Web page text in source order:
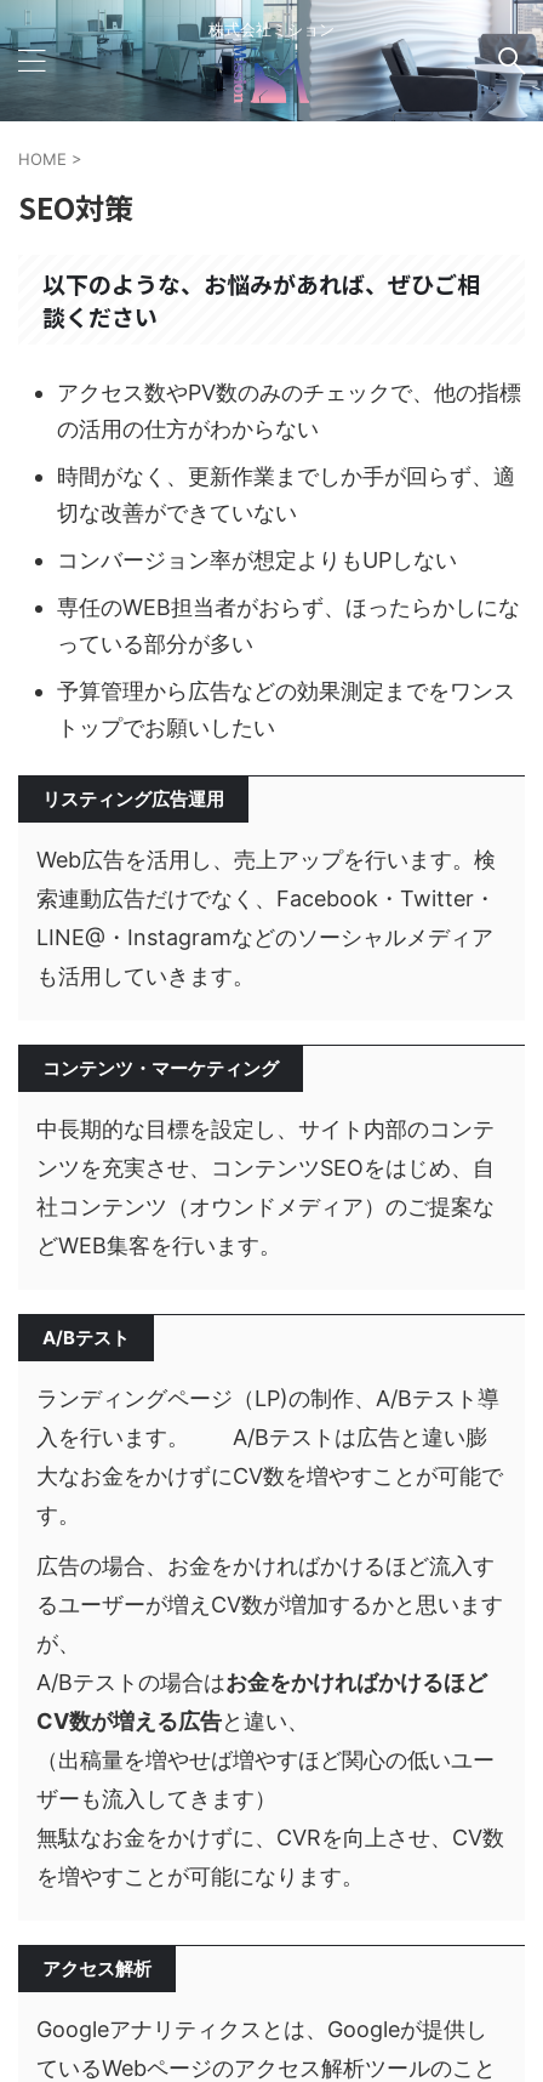
株式会社ミション
HOME >
SEO対策
以下のような、お悩みがあれば、ぜひご相
談ください
アクセス数やPV数のみのチェックで、他の指標
の活用の仕方がわからない
時間がなく、更新作業までしか手が回らず、適
切な改善ができていない
コンバージョン率が想定よりもUPしない
専任のWEB担当者がおらず、ほったらかしにな
っている部分が多い
予算管理から広告などの効果測定までをワンス
トップでお願いしたい
リスティング広告運用
Web広告を活用し、売上アップを行います。検
索連動広告だけでなく、Facebook・Twitter・
LINE@・Instagramなどのソーシャルメディア
も活用していきます。
コンテンツ・マーケティング
中長期的な目標を設定し、サイト内部のコンテ
ンツを充実させ、コンテンツSEOをはじめ、自
社コンテンツ（オウンドメディア）のご提案な
どWEB集客を行います。
A/Bテスト
ランディングページ（LP)の制作、A/Bテスト導
入を行います。 A/Bテストは広告と違い膨
大なお金をかけずにCV数を増やすことが可能で
す。
広告の場合、お金をかければかけるほど流入す
るユーザーが増えCV数が増加するかと思います
が、
A/Bテストの場合はお金をかければかけるほど
CV数が増える広告と違い、
（出稿量を増やせば増やすほど関心の低いユー
ザーも流入してきます）
無駄なお金をかけずに、CVRを向上させ、CV数
を増やすことが可能になります。
アクセス解析
Googleアナリティクスとは、Googleが提供し
ているWebページのアクセス解析ツールのこと